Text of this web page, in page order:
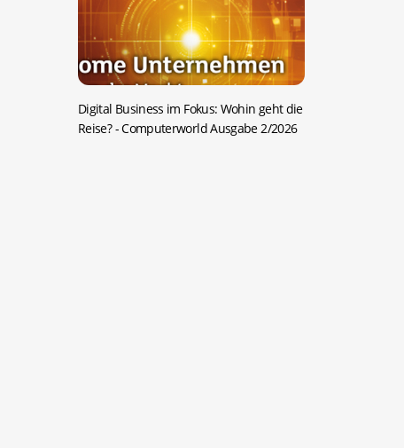
Digital Business im Fokus: Wohin geht die
Reise?- Computerworld Ausgabe 2/2026